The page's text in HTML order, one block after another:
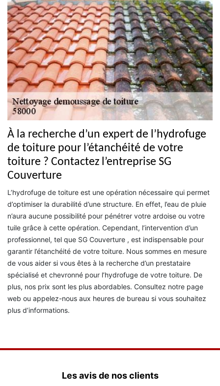
À la recherche d’un expert de l’hydrofuge
de toiture pour l’étanchéité de votre
toiture ? Contactez l’entreprise SG
Couverture
L’hydrofuge de toiture est une opération nécessaire qui permet
d’optimiser la durabilité d’une structure. En effet, l’eau de pluie
n’aura aucune possibilité pour pénétrer votre ardoise ou votre
tuile grâce à cette opération. Cependant, l’intervention d’un
professionnel, tel que SG Couverture , est indispensable pour
garantir l’étanchéité de votre toiture. Nous sommes en mesure
de vous aider si vous êtes à la recherche d’un prestataire
spécialisé et chevronné pour l’hydrofuge de votre toiture. De
plus, nos prix sont les plus abordables. Consultez notre page
web ou appelez-nous aux heures de bureau si vous souhaitez
plus d’informations.
Les avis de nos clients